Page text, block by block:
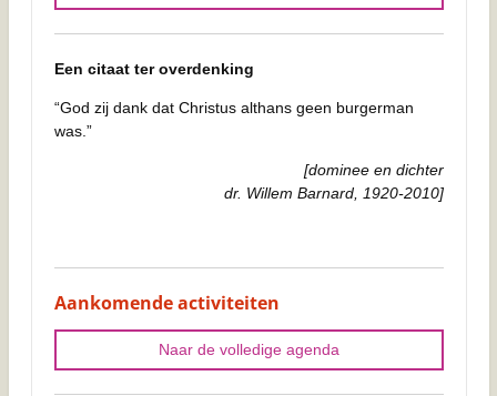
Een citaat ter overdenking
“God zij dank dat Christus althans geen burgerman
was.”
[dominee en dichter
dr. Willem Barnard, 1920-2010]
Aankomende activiteiten
Naar de volledige agenda